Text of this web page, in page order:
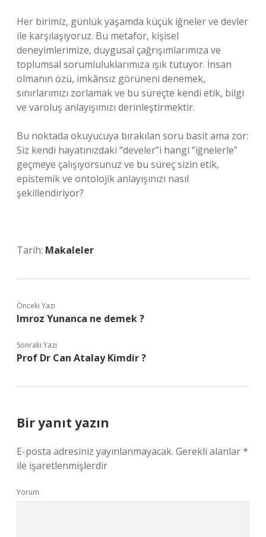
Her birimiz, günlük yaşamda küçük iğneler ve devler
ile karşılaşıyoruz. Bu metafor, kişisel
deneyimlerimize, duygusal çağrışımlarımıza ve
toplumsal sorumluluklarımıza ışık tutuyor. İnsan
olmanın özü, imkânsız görüneni denemek,
sınırlarımızı zorlamak ve bu süreçte kendi etik, bilgi
ve varoluş anlayışımızı derinleştirmektir.
Bu noktada okuyucuya bırakılan soru basit ama zor:
Siz kendi hayatınızdaki “develer”i hangi “iğnelerle”
geçmeye çalışıyorsunuz ve bu süreç sizin etik,
epistemik ve ontolojik anlayışınızı nasıl
şekillendiriyor?
Tarih: Makaleler
Önceki Yazı
Imroz Yunanca ne demek ?
Sonraki Yazı
Prof Dr Can Atalay Kimdir ?
Bir yanıt yazın
E-posta adresiniz yayınlanmayacak. Gerekli alanlar*
ile işaretlenmişlerdir
Yorum